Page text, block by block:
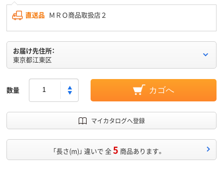
直送品 ＭＲＯ商品取扱店２
お届け先住所：
東京都江東区
数量 カゴへ
マイカタログへ登録
「長さ(m)」 違いで 全5 商品あります。